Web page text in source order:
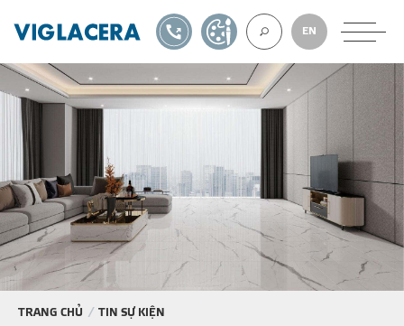
VỀ CHÚNG
GẠCH ỐP LÁT
BÊ TÔNG KHÍ
EN
1900561582TỰ THIẾT KẾ
TRANG CHỦ TIN SỰ KIỆN